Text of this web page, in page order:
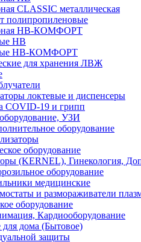
CLASSIC металлическая
полипропиленовые
НВ-КОМФОРТ
НВ
НВ-КОМФОРТ
для хранения ЛВЖ
локтевые и диспенсеры
COVID-19 и грипп
УЗИ
оборудование
оборудование
(KERNEL), Гинекология,
оборудование
медицинские
и размораживатели
оборудование
Кардиооборудование
дома (Бытовое)
защиты